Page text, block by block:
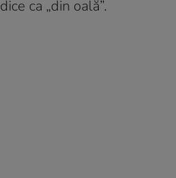
ca „din oală”.